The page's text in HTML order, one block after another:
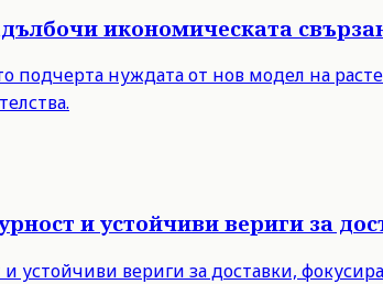
икономическата
подчерта нуждата от нов модел на
и устойчиви вериги за
устойчиви вериги за доставки,